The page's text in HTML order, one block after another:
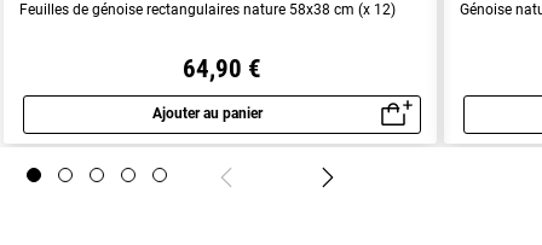
Feuilles de génoise rectangulaires nature 58x38 cm (x 12)
64,90 €
Ajouter au panier
Aperçu rapide
Génoise